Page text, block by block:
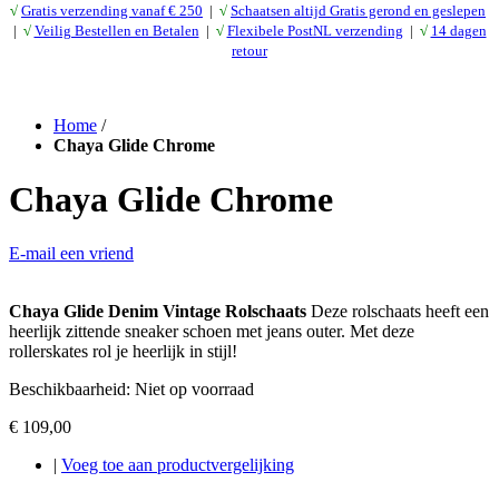
√ Gratis verzending vanaf € 250 | √ Schaatsen altijd Gratis gerond en geslepen
| √ Veilig Bestellen en Betalen | √ Flexibele PostNL verzending | √ 14 dagen
retour
Home /
Chaya Glide Chrome
Chaya Glide Chrome
E-mail een vriend
Chaya Glide Denim Vintage Rolschaats Deze rolschaats heeft een
heerlijk zittende sneaker schoen met jeans outer. Met deze
rollerskates rol je heerlijk in stijl!
Beschikbaarheid: Niet op voorraad
€ 109,00
Voeg toe aan productvergelijking